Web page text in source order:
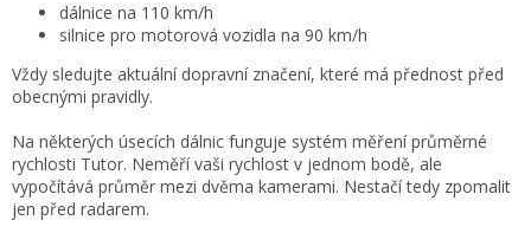
dálnice na 110 km/h
silnice pro motorová vozidla na 90 km/h
Vždy sledujte aktuální dopravní značení, které má přednost před
obecnými pravidly.
Na některých úsecích dálnic funguje systém měření průměrné
rychlosti Tutor. Neměří vaši rychlost v jednom bodě, ale
vypočítává průměr mezi dvěma kamerami. Nestačí tedy zpomalit
jen před radarem.